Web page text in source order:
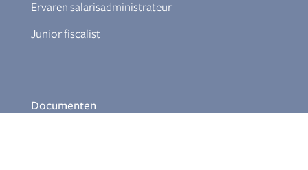
Ervaren salarisadministrateur
Junior fiscalist
Documenten